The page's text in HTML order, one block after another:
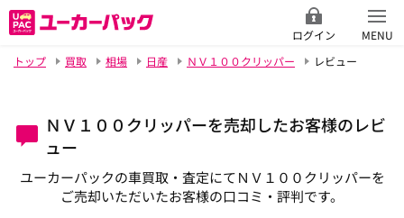
ログイン
MENU
トップ
買取 相場 日産 ＮＶ１００クリッパー レビュー
ＮＶ１００クリッパーを売却したお客様のレビ
ュー
ユーカーパックの車買取・査定にてＮＶ１００クリッパーを
ご売却いただいたお客様の口コミ・評判です。